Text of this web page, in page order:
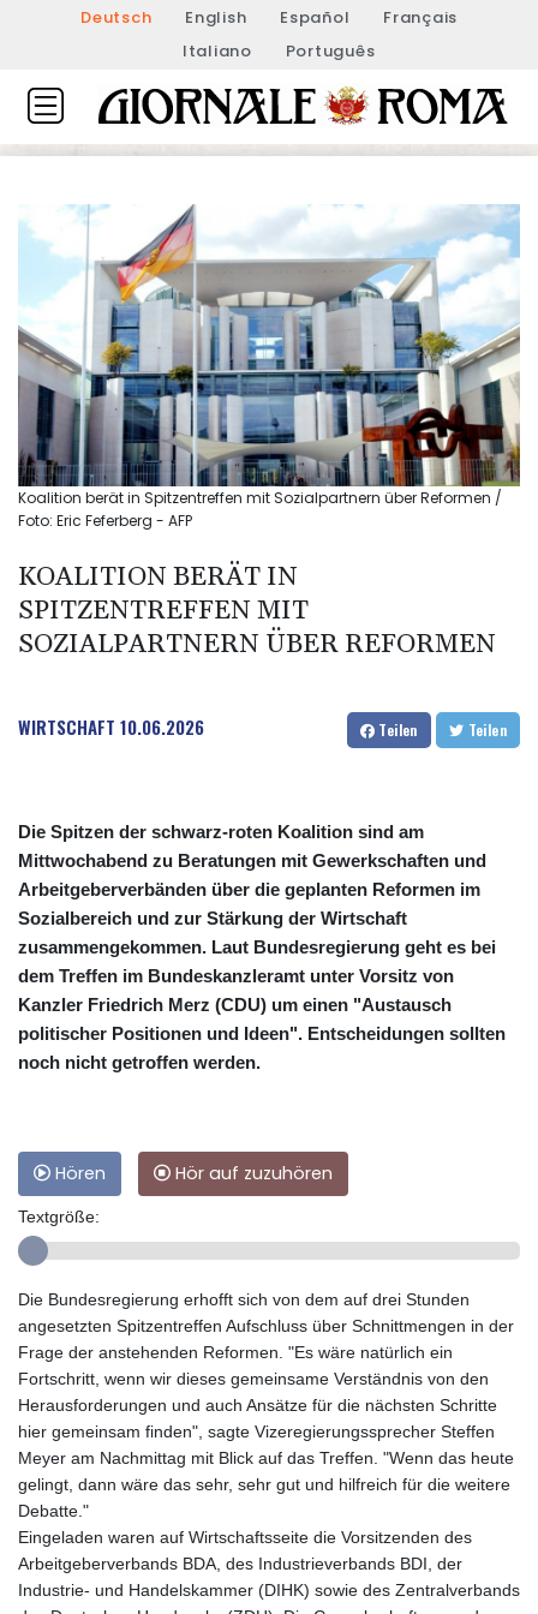
Deutsch English Español
Français
Italiano
Português
Koalition berät in Spitzentreffen mit Sozialpartnern über Reformen /
Foto: Eric Feferberg - AFP
KOALITION BERÄT IN
SPITZENTREFFEN MIT
SOZIALPARTNERN ÜBER REFORMEN
WIRTSCHAFT 10.06.2026 Teilen Teilen
Die Spitzen der schwarz-roten Koalition sind am
Mittwochabend zu Beratungen mit Gewerkschaften und
Arbeitgeberverbänden über die geplanten Reformen im
Sozialbereich und zur Stärkung der Wirtschaft
zusammengekommen. Laut Bundesregierung geht es bei
dem Treffen im Bundeskanzleramt unter Vorsitz von
Kanzler Friedrich Merz (CDU) um einen "Austausch
politischer Positionen und Ideen". Entscheidungen sollten
noch nicht getroffen werden.
Hören Hör auf zuzuhören
Textgröße:
Die Bundesregierung erhofft sich von dem auf drei Stunden
angesetzten Spitzentreffen Aufschluss über Schnittmengen in der
Frage der anstehenden Reformen. "Es wäre natürlich ein
Fortschritt, wenn wir dieses gemeinsame Verständnis von den
Herausforderungen und auch Ansätze für die nächsten Schritte
hier gemeinsam finden", sagte Vizeregierungssprecher Steffen
Meyer am Nachmittag mit Blick auf das Treffen. "Wenn das heute
gelingt, dann wäre das sehr, sehr gut und hilfreich für die weitere
Debatte."
Eingeladen waren auf Wirtschaftsseite die Vorsitzenden des
Arbeitgeberverbands BDA, des Industrieverbands BDI, der
Industrie- und Handelskammer (DIHK) sowie des Zentralverbands